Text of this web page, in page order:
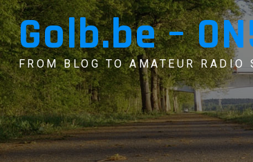
Skip
to
contentGolb.be –
FROM BLOG TO AMATEUR RADIO